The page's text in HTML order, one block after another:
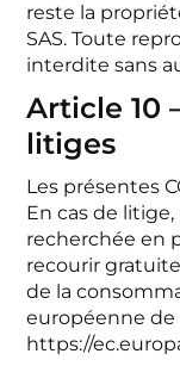
reste la
SAS. Toute
interdite sans
Article 10
litiges
Les présentes
En cas de
recherchée en
recourir
de la
européenne
https://